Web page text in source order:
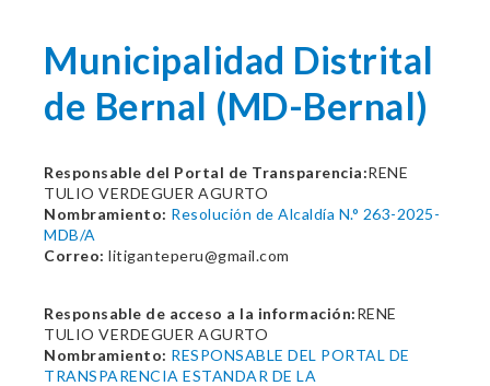
Municipalidad Distrital
de Bernal (MD-Bernal)
Responsable del Portal de Transparencia:RENE
TULIO VERDEGUER AGURTO
Nombramiento: Resolución de Alcaldía N.° 263-2025-
MDB/A
Correo: litiganteperu@gmail.com
Responsable de acceso a la información:RENE
TULIO VERDEGUER AGURTO
Nombramiento: RESPONSABLE DEL PORTAL DE
TRANSPARENCIA ESTANDAR DE LA